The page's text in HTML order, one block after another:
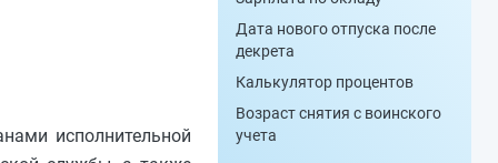
исполнительной
Дата нового отпуска после
декрета
Калькулятор процентов
Возраст снятия с воинского
учета